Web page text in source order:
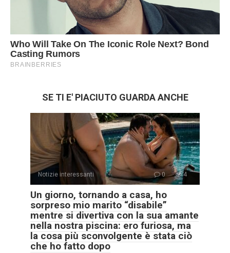
SE TI E' PIACIUTO GUARDA ANCHE
Notizie interessanti 0 4
Un giorno, tornando a casa, ho
sorpreso mio marito “disabile”
mentre si divertiva con la sua amante
nella nostra piscina: ero furiosa, ma
la cosa più sconvolgente è stata ciò
che ho fatto dopo